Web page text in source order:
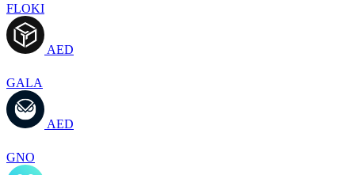
FLOKI
AED
GALA
AED
GNO